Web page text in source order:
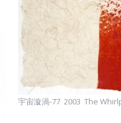
宇宙漩渦-77 2003 The